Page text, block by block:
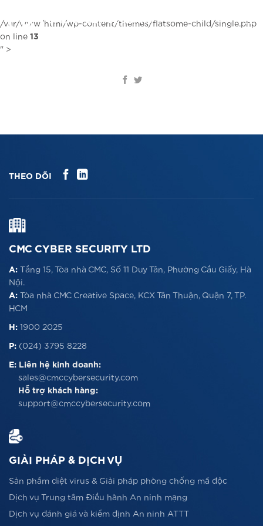
đến
dung
VI
/var/www/html/wp-content/themes/flatsome-child/single.php
on line 13
" >
THEO DÕI
CMC CYBER SECURITY LTD
A: Tầng 15, Tòa nhà CMC, Số 11 Duy Tân, Phường Cầu Giấy, Hà
Nội.
A: Tòa nhà CMC Creative Space, KCX Tân Thuận, Quận 7, TP.
HCM
H: 1900 2025
P: (024) 3795 8228
E: Liên hệ kinh doanh:
sales@cmccybersecurity.com
Hỗ trợ khách hàng:
support@cmccybersecurity.com
GIẢI PHÁP & DỊCH VỤ
Sản phẩm diệt virus & Giải pháp phòng chống mã độc
Dịch vụ Trung tâm Điều hành An ninh mạng
Dịch vụ đánh giá và kiểm định An ninh ATTT